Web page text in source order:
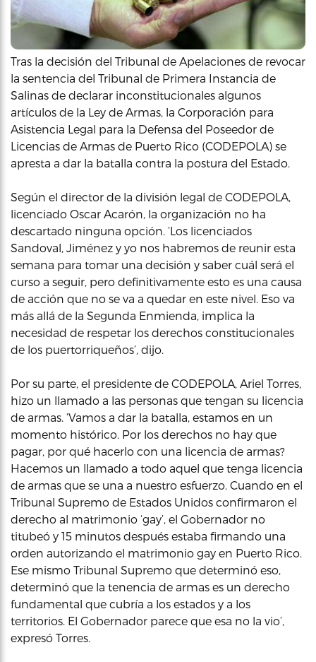
Tras la decisión del Tribunal de Apelaciones de revocar
la sentencia del Tribunal de Primera Instancia de
Salinas de declarar inconstitucionales algunos
artículos de la Ley de Armas, la Corporación para
Asistencia Legal para la Defensa del Poseedor de
Licencias de Armas de Puerto Rico (CODEPOLA) se
apresta a dar la batalla contra la postura del Estado.
Según el director de la división legal de CODEPOLA,
licenciado Oscar Acarón, la organización no ha
descartado ninguna opción. ‘Los licenciados
Sandoval, Jiménez y yo nos habremos de reunir esta
semana para tomar una decisión y saber cuál será el
curso a seguir, pero definitivamente esto es una causa
de acción que no se va a quedar en este nivel. Eso va
más allá de la Segunda Enmienda, implica la
necesidad de respetar los derechos constitucionales
de los puertorriqueños’, dijo.
Por su parte, el presidente de CODEPOLA, Ariel Torres,
hizo un llamado a las personas que tengan su licencia
de armas. ‘Vamos a dar la batalla, estamos en un
momento histórico. Por los derechos no hay que
pagar, por qué hacerlo con una licencia de armas?
Hacemos un llamado a todo aquel que tenga licencia
de armas que se una a nuestro esfuerzo. Cuando en el
Tribunal Supremo de Estados Unidos confirmaron el
derecho al matrimonio ‘gay’, el Gobernador no
titubeó y 15 minutos después estaba firmando una
orden autorizando el matrimonio gay en Puerto Rico.
Ese mismo Tribunal Supremo que determinó eso,
determinó que la tenencia de armas es un derecho
fundamental que cubría a los estados y a los
territorios. El Gobernador parece que esa no la vio’,
expresó Torres.